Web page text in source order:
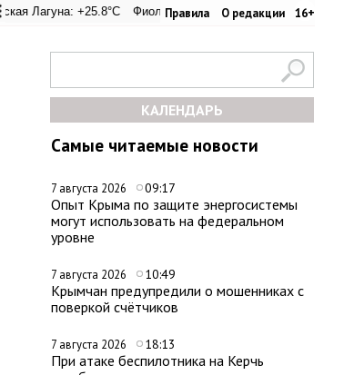
Правила О редакции 16+
+25.8°C Фиолент: +26.4°C Казачья бухта: +26.2°C
Евпатория: +24.4°C Керчь: +33.4°C Никитский сад:
КАЛЕНДАРЬ
Самые читаемые новости
7 августа 2026 09:17
Опыт Крыма по защите энергосистемы
могут использовать на федеральном
уровне
7 августа 2026 10:49
Крымчан предупредили о мошенниках с
поверкой счётчиков
7 августа 2026 18:13
При атаке беспилотника на Керчь